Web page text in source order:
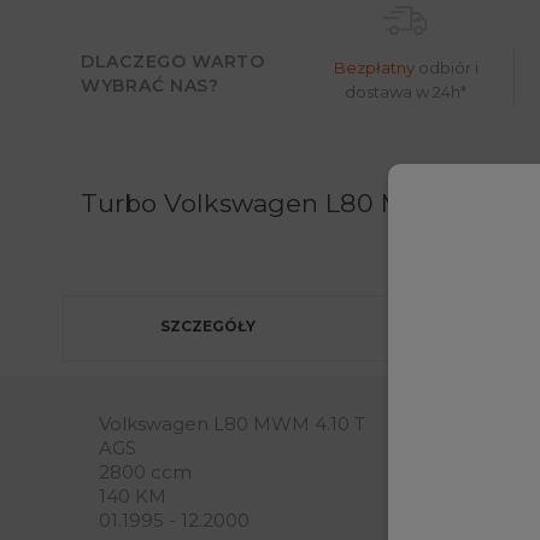
DLACZEGO WARTO
WYBRAĆ NAS?
Bezpłatnyodbiór i
dostawa w 24h*
Turbo Volkswagen L80 MWM 4.10
SZCZEGÓŁY
Volkswagen L80 MWM 4.10 T
AGS
2800 ccm
140 KM
01.1995 - 12.2000